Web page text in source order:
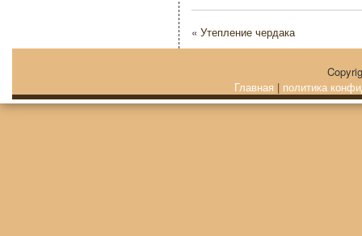
« Утепление чердака
Главная | политика